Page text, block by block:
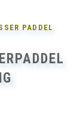
PADDEL